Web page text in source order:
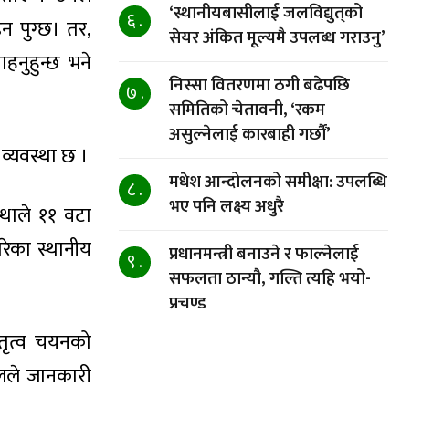
पुग्छ। तर,
भने
छ ।
११ वटा
स्थानीय
चयनको
जानकारी
६ .
‘स्थानीयबासीलाई जलविद्युत्‌को
सेयर अंकित मूल्यमै उपलब्ध गराउनु’
७ .
निस्सा वितरणमा ठगी बढेपछि
समितिको चेतावनी, ‘रकम
असुल्नेलाई कारबाही गर्छाैं’
८ .
मधेश आन्दोलनको समीक्षा: उपलब्धि
भए पनि लक्ष्य अधुरै
९ .
प्रधानमन्त्री बनाउने र फाल्नेलाई
सफलता ठान्यौ, गल्ति त्यहि भयो-
प्रचण्ड